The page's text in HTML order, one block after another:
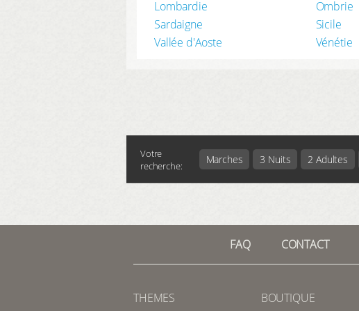
Lombardie Ombrie
Sardaigne
Sicile
Vallée d'Aoste
Vénétie
Votre
recherche:
Marches 3 Nuits 2 Adultes
FAQ CONTACT
THEMES BOUTIQUE